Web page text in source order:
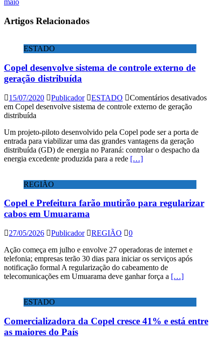
Artigos Relacionados
ESTADO
Copel desenvolve sistema de controle externo de
geração distribuída
15/07/2020 Publicador ESTADO
Comentários desativados
em Copel desenvolve sistema de controle externo de geração
distribuída
Um projeto-piloto desenvolvido pela Copel pode ser a porta de
entrada para viabilizar uma das grandes vantagens da geração
distribuída (GD) de energia no Paraná: controlar o despacho da
energia excedente produzida para a rede […]
REGIÃO
Copel e Prefeitura farão mutirão para regularizar
cabos em Umuarama
27/05/2026 Publicador REGIÃO
0
Ação começa em julho e envolve 27 operadoras de internet e
telefonia; empresas terão 30 dias para iniciar os serviços após
notificação formal A regularização do cabeamento de
telecomunicações em Umuarama deve ganhar força a […]
ESTADO
Comercializadora da Copel cresce 41% e está entre
as maiores do País